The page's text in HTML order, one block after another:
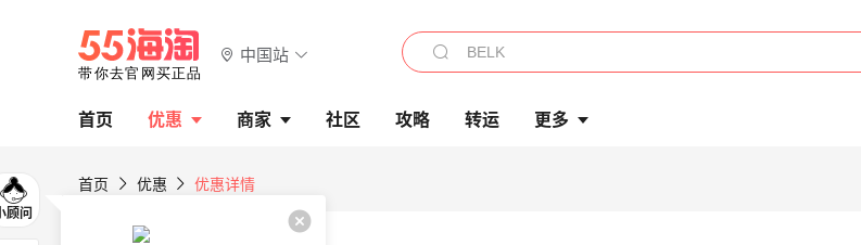
中国站
首页 优惠 商家 社区 攻略 转运 更多
首页 优惠 优惠详情